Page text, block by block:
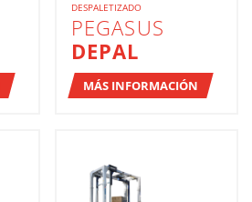
DESPALETIZADO
PEGASUS
DEPAL
MÁS INFORMACIÓN